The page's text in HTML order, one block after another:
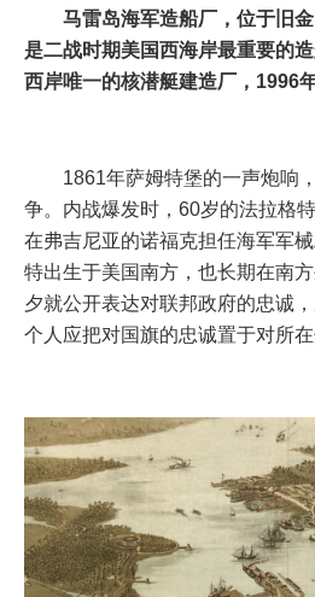
马雷岛海军造船厂，位于旧
是二战时期美国西海岸最重要的
西岸唯一的核潜艇建造厂，1996
1861年萨姆特堡的一声炮响
争。内战爆发时，60岁的法拉格
在弗吉尼亚的诺福克担任海军军
特出生于美国南方，也长期在南
夕就公开表达对联邦政府的忠诚
个人应把对国旗的忠诚置于对所